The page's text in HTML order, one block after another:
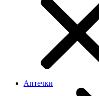
Аптечки